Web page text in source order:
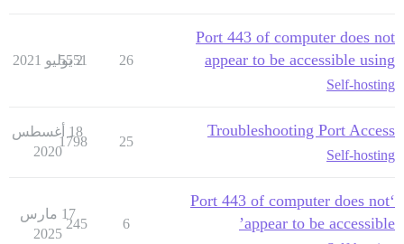
Port 443 of computer does not
appear to be accessible using
Self-hosting
26
5551
2 يوليو 2021
Troubleshooting Port Access
Self-hosting
25
1798
18 أغسطس
2020
‘Port 443 of computer does not
appear to be accessible’
6
245
17 مارس
2025